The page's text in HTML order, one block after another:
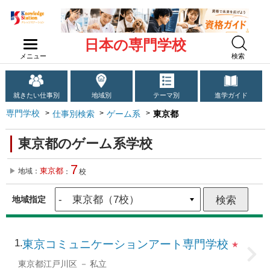
メニュー
日本の専門学校
検索
就きたい仕事別 地域別 テーマ別 進学ガイド
専門学校 仕事別検索 ゲーム系 東京都
東京都のゲーム系学校
地域： 東京都 ： 7校
地域指定
1 東京コミュニケーションアート専門学校 ★
東京都江戸川区 私立